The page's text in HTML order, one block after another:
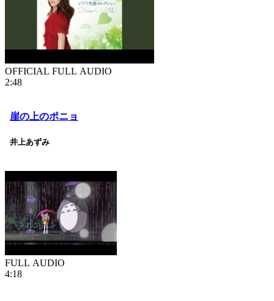
OFFICIAL FULL AUDIO
2:48
崖の上のポニョ
井上あずみ
FULL AUDIO
4:18